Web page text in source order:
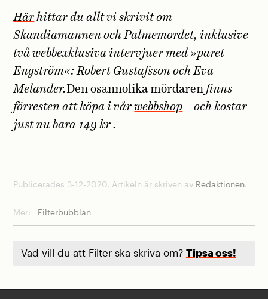
Här hittar du allt vi skrivit om
Skandiamannen och Palmemordet, inklusive
två webbexklusiva intervjuer med »paret
Engström«: Robert Gustafsson och Eva
Melander. Den osannolika mördaren finns
förresten att köpa i vårwebbshop – och kostar
just nu bara 149 kr .
Publicerades 3-12-2020. Artikeln är skriven av Redaktionen.
Mer: Filterbubblan
Vad vill du att Filter ska skriva om? Tipsa oss!